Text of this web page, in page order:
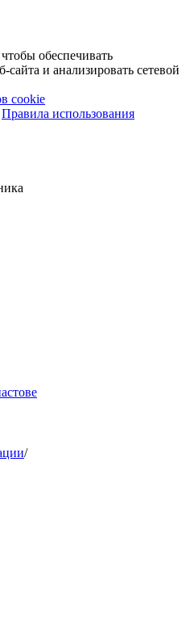
обеспечивать
и анализировать сетевой
cookie
Правила использования
/